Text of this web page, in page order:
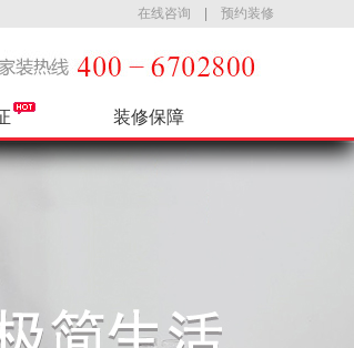
在线咨询 预约装修
装修保障